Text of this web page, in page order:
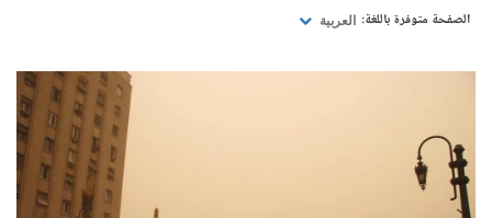
الصفحة متوفرة باللغة: العربية